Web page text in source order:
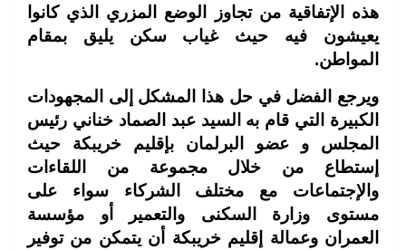
هذه الإتفاقية من تجاوز الوضع المزري الذي كانوا
يعيشون فيه حيث غياب سكن يليق بمقام
المواطن.
ويرجع الفضل في حل هذا المشكل إلى المجهودات
الكبيرة التي قام به السيد عبد الصماد خناني رئيس
المجلس و عضو البرلمان بإقليم خريبكة حيث
إستطاع من خلال مجموعة من اللقاءات
والإجتماعات مع مختلف الشركاء سواء على
مستوى وزارة السكنى والتعمير أو مؤسسة
العمران وعمالة إقليم خريبكة أن يتمكن من توفير